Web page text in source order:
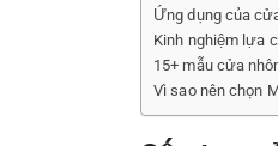
Ứng dụng của
Kinh nghiệm lựa
15+ mẫu cửa
Vì sao nên chọn